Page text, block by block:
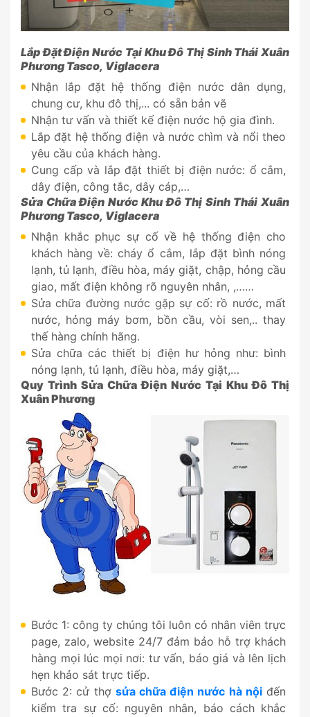
Lắp Đặt Điện Nước Tại Khu Đô Thị Sinh Thái Xuân
Phương Tasco, Viglacera
Nhận lắp đặt hệ thống điện nước dân dụng,
chung cư, khu đô thị,... có sẵn bản vẽ
Nhận tư vấn và thiết kế điện nước hộ gia đình.
Lắp đặt hệ thống điện và nước chìm và nổi theo
yêu cầu của khách hàng.
Cung cấp và lắp đặt thiết bị điện nước: ổ cắm,
dây điện, công tắc, dây cáp,…
Sửa Chữa Điện Nước Khu Đô Thị Sinh Thái Xuân
Phương Tasco, Viglacera
Nhận khắc phục sự cố về hệ thống điện cho
khách hàng về: cháy ổ cắm, lắp đặt bình nóng
lạnh, tủ lạnh, điều hòa, máy giặt, chập, hỏng cầu
giao, mất điện không rõ nguyên nhân, ,……
Sửa chữa đường nước gặp sự cố: rồ nước, mất
nước, hỏng máy bơm, bồn cầu, vòi sen,.. thay
thế hàng chính hãng.
Sửa chữa các thiết bị điện hư hỏng như: bình
nóng lạnh, tủ lạnh, điều hòa, máy giặt,…
Quy Trình Sửa Chữa Điện Nước Tại Khu Đô Thị
Xuân Phương
Bước 1: công ty chúng tôi luôn có nhân viên trực
page, zalo, website 24/7 đảm bảo hỗ trợ khách
hàng mọi lúc mọi nơi: tư vấn, báo giá và lên lịch
hẹn khảo sát trực tiếp.
Bước 2: cử thợ sửa chữa điện nước hà nộiđến
kiểm tra sự cố: nguyên nhân, báo cách khắc